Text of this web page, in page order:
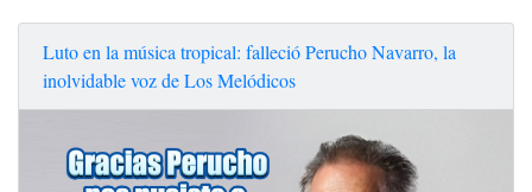
Luto en la música tropical: falleció Perucho Navarro, la
inolvidable voz de Los Melódicos